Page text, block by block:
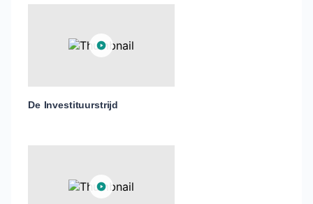
De Investituurstrijd